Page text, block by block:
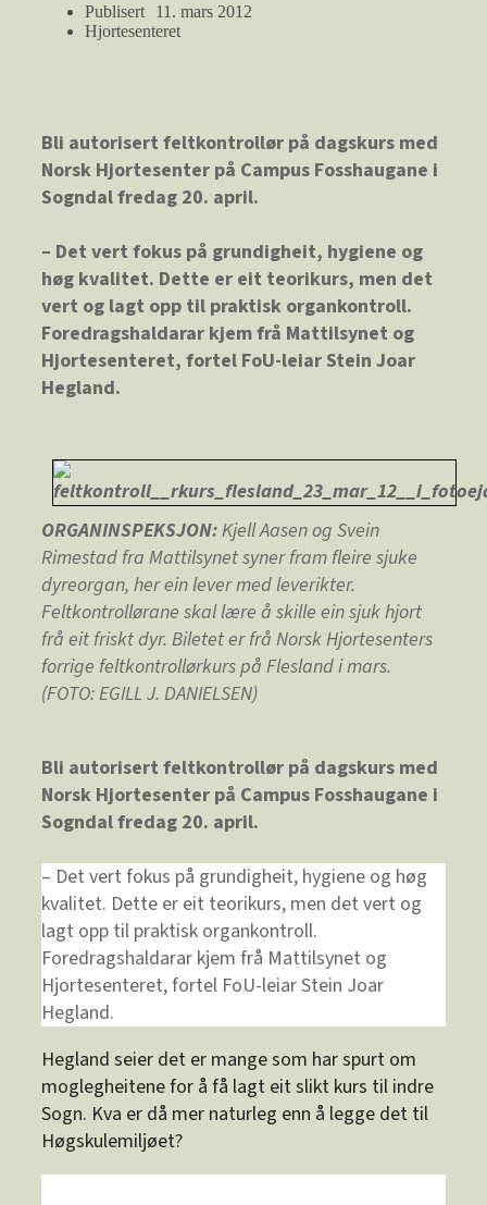
Publisert
11. mars 2012
Hjortesenteret
Bli autorisert feltkontrollør på dagskurs med
Norsk Hjortesenter på Campus Fosshaugane i
Sogndal fredag 20. april.
– Det vert fokus på grundigheit, hygiene og
høg kvalitet. Dette er eit teorikurs, men det
vert og lagt opp til praktisk organkontroll.
Foredragshaldarar kjem frå Mattilsynet og
Hjortesenteret, fortel FoU-leiar Stein Joar
Hegland.
ORGANINSPEKSJON:Kjell Aasen og Svein
Rimestad fra Mattilsynet syner fram fleire sjuke
dyreorgan, her ein lever med leverikter.
Feltkontrollørane skal lære å skille ein sjuk hjort
frå eit friskt dyr. Biletet er frå Norsk Hjortesenters
forrige feltkontrollørkurs på Flesland i mars.
(FOTO: EGILL J. DANIELSEN)
Bli autorisert feltkontrollør på dagskurs med
Norsk Hjortesenter på Campus Fosshaugane i
Sogndal fredag 20. april.
– Det vert fokus på grundigheit, hygiene og høg
kvalitet. Dette er eit teorikurs, men det vert og
lagt opp til praktisk organkontroll.
Foredragshaldarar kjem frå Mattilsynet og
Hjortesenteret, fortel FoU-leiar Stein Joar
Hegland.
Hegland seier det er mange som har spurt om
moglegheitene for å få lagt eit slikt kurs til indre
Sogn. Kva er då mer naturleg enn å legge det til
Høgskulemiljøet?